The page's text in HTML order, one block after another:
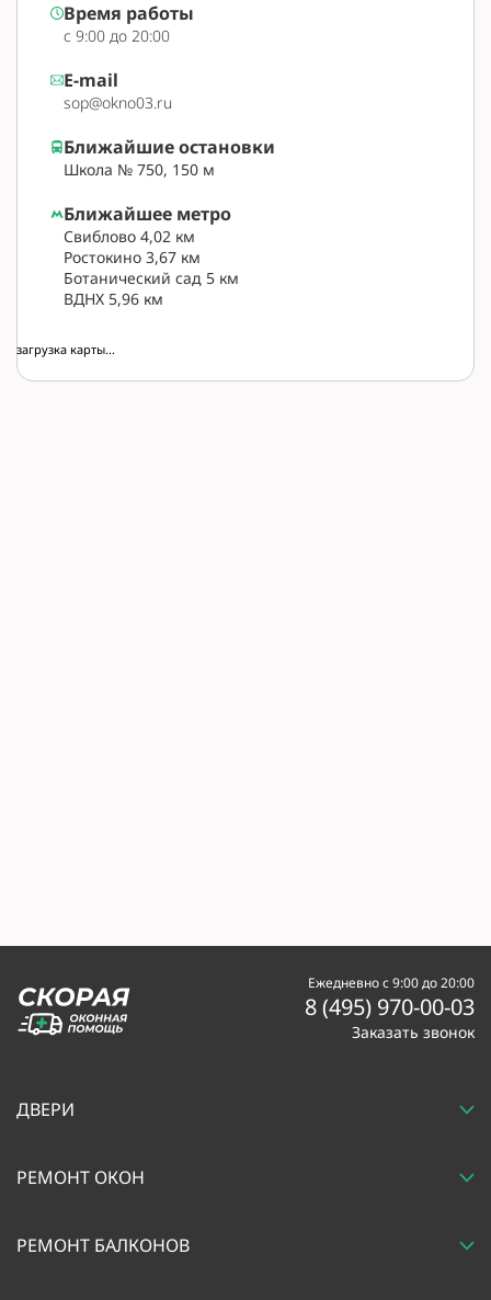
Время работы
с 9:00 до 20:00
E-mail
sop@okno03.ru
Ближайшее метро
Свиблово 4,02 км
Ростокино 3,67 км
Ботанический сад 5 км
ВДНХ 5,96 км
Ближайшие остановки
Школа № 750, 150 м
загрузка карты...
Ежедневно с 9:00 до 20:00
8 (495) 970-00-03
Заказать звонок
ДВЕРИ
РЕМОНТ ОКОН
РЕМОНТ БАЛКОНОВ